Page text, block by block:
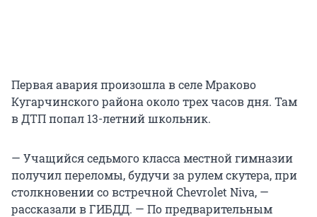
Первая авария произошла в селе Мраково
Кугарчинского района около трех часов дня. Там
в ДТП попал 13-летний школьник.
— Учащийся седьмого класса местной гимназии
получил переломы, будучи за рулем скутера, при
столкновении со встречной Chevrolet Niva, —
рассказали в ГИБДД. — По предварительным